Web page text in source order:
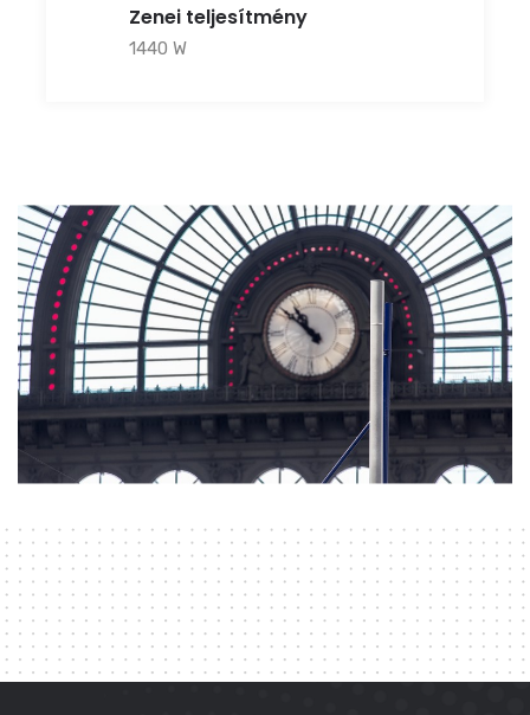
Zenei teljesítmény
1440 W